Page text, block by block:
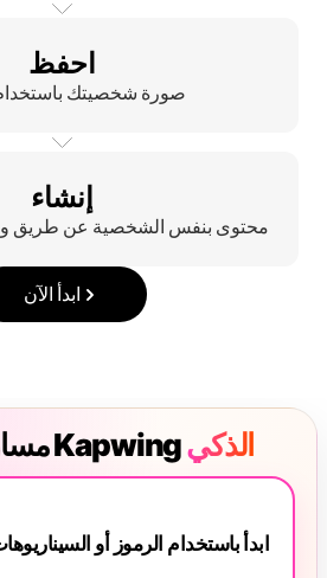
احفظ
صورة شخصيتك
إنشاء
محتوى بنفس الشخصية عن طريق
ابدأ الآن